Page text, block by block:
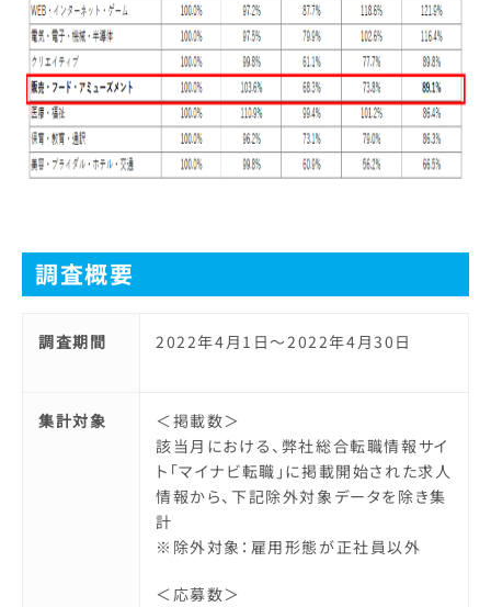
調査概要
調査期間 2022年4月1日～2022年4月30日
集計対象
＜掲載数＞
該当月における、弊社総合転職情報サイ
ト「マイナビ転職」に掲載開始された求人
情報から、下記除外対象データを除き集
計
※除外対象：雇用形態が正社員以外
＜応募数＞